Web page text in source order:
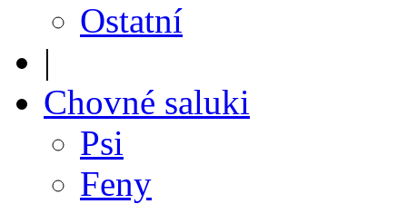
Ostatní
|
Chovné saluki
Psi
Feny